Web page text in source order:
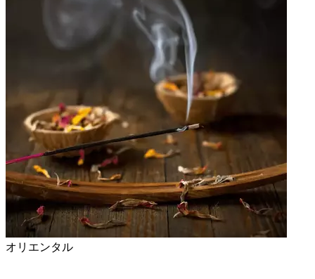
オリエンタル